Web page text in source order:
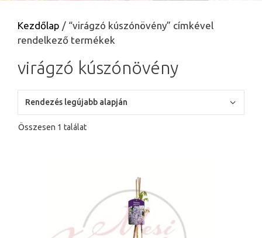
Kezdőlap / “virágzó kúszónövény” címkével
rendelkező termékek
virágzó kúszónövény
Összesen 1 találat